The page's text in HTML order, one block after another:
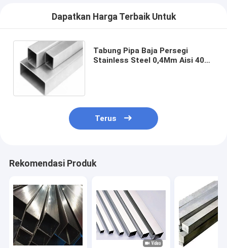
Dapatkan Harga Terbaik Untuk
Tabung Pipa Baja Persegi
Stainless Steel 0,4Mm Aisi 409
Terus
Rekomendasi Produk